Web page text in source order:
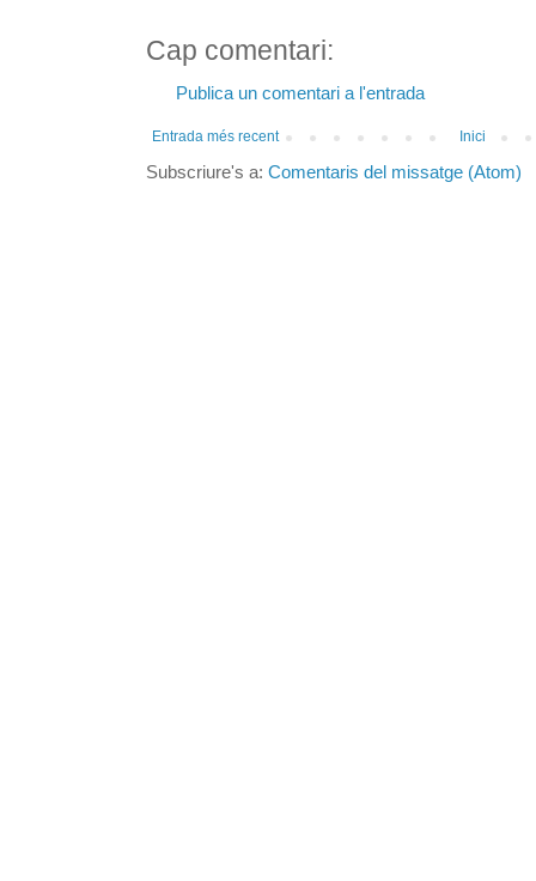
Cap comentari:
Publica un comentari a l'entrada
Entrada més recent Inici
Subscriure's a: Comentaris del missatge (Atom)